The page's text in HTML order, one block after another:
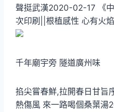
聲挺武漢2020-02-17 ​《
次印刷||根植感性 心有火
千年廟宇旁 隧道廣州味
掐尖嘗春鮮,拉開春日甘
熱傷風 來一路喝個桑葉